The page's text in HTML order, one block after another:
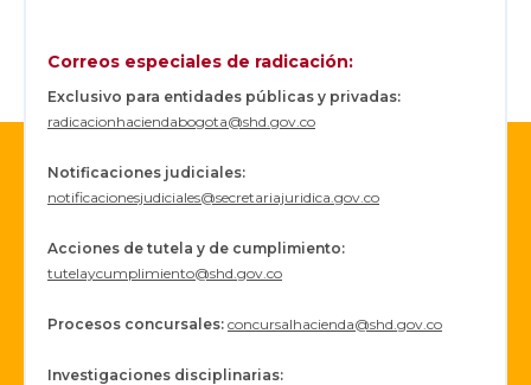
Correos especiales de radicación:
Exclusivo para entidades públicas y privadas:
radicacionhaciendabogota@shd.gov.co
Notificaciones judiciales:
notificacionesjudiciales@secretariajuridica.gov.co
Acciones de tutela y de cumplimiento:
tutelaycumplimiento@shd.gov.co
Procesos concursales: concursalhacienda@shd.gov.co
Investigaciones disciplinarias: